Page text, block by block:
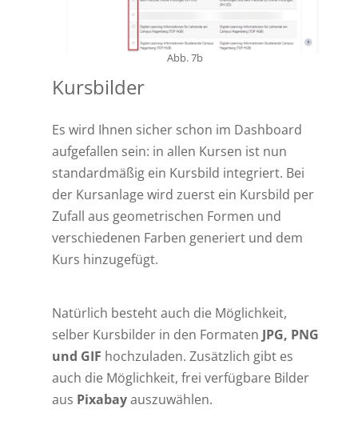
Abb. 7b
Kursbilder
Es wird Ihnen sicher schon im Dashboard
aufgefallen sein: in allen Kursen ist nun
standardmäßig ein Kursbild integriert. Bei
der Kursanlage wird zuerst ein Kursbild per
Zufall aus geometrischen Formen und
verschiedenen Farben generiert und dem
Kurs hinzugefügt.
Natürlich besteht auch die Möglichkeit,
selber Kursbilder in den Formaten JPG, PNG
und GIF hochzuladen. Zusätzlich gibt es
auch die Möglichkeit, frei verfügbare Bilder
aus Pixabayauszuwählen.